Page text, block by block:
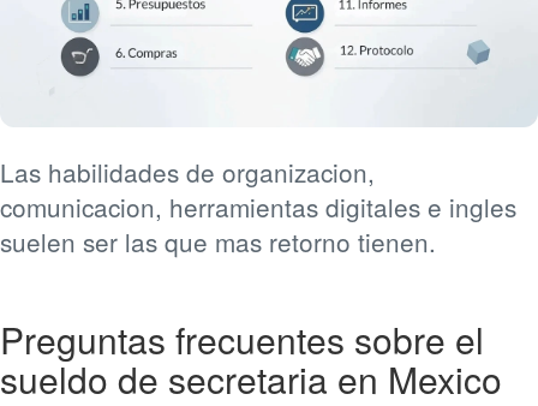
Las habilidades de organizacion,
comunicacion, herramientas digitales e ingles
suelen ser las que mas retorno tienen.
Preguntas frecuentes sobre el
sueldo de secretaria en Mexico